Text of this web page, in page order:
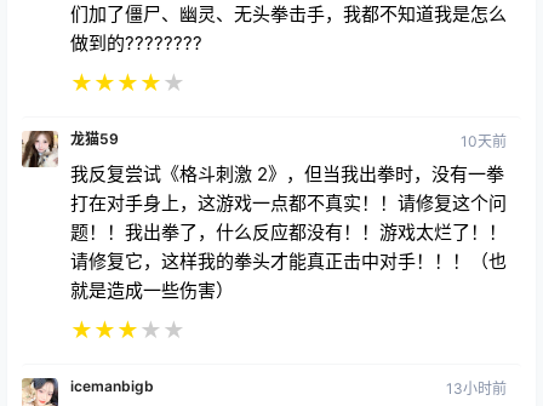
们加了僵尸、幽灵、无头拳击手，我都不知道我是怎么
做到的????????
★★★★★
龙猫59 10天前
我反复尝试《格斗刺激 2》，但当我出拳时，没有一拳
打在对手身上，这游戏一点都不真实！！请修复这个问
题！！我出拳了，什么反应都没有！！游戏太烂了！！
请修复它，这样我的拳头才能真正击中对手！！！（也
就是造成一些伤害）
★★★★ ★
icemanbigb 13小时前